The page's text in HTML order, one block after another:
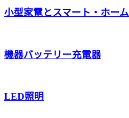
小型家電とスマート・ホーム
機器バッテリー充電器
LED照明